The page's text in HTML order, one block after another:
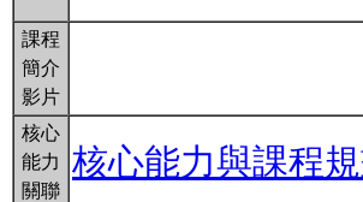
課程
簡介
影片
核心
能力
關聯
核心能力與課程